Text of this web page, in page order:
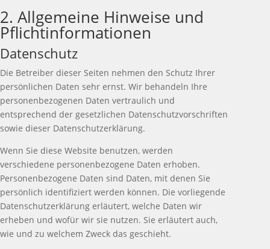
2. Allgemeine Hinweise und
Pflichtinformationen
Datenschutz
Die Betreiber dieser Seiten nehmen den Schutz Ihrer
persönlichen Daten sehr ernst. Wir behandeln Ihre
personenbezogenen Daten vertraulich und
entsprechend der gesetzlichen Datenschutzvorschriften
sowie dieser Datenschutzerklärung.
Wenn Sie diese Website benutzen, werden
verschiedene personenbezogene Daten erhoben.
Personenbezogene Daten sind Daten, mit denen Sie
persönlich identifiziert werden können. Die vorliegende
Datenschutzerklärung erläutert, welche Daten wir
erheben und wofür wir sie nutzen. Sie erläutert auch,
wie und zu welchem Zweck das geschieht.